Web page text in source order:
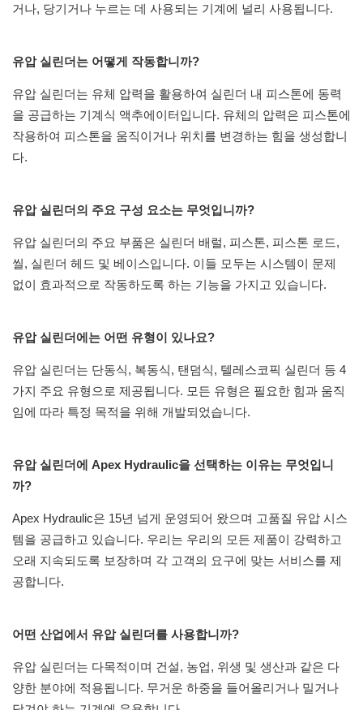
거나, 당기거나 누르는 데 사용되는 기계에 널리 사용됩니다.
유압 실린더는 어떻게 작동합니까?
유압 실린더는 유체 압력을 활용하여 실린더 내 피스톤에 동력
을 공급하는 기계식 액추에이터입니다. 유체의 압력은 피스톤에
작용하여 피스톤을 움직이거나 위치를 변경하는 힘을 생성합니
다.
유압 실린더의 주요 구성 요소는 무엇입니까?
유압 실린더의 주요 부품은 실린더 배럴, 피스톤, 피스톤 로드,
씰, 실린더 헤드 및 베이스입니다. 이들 모두는 시스템이 문제
없이 효과적으로 작동하도록 하는 기능을 가지고 있습니다.
유압 실린더에는 어떤 유형이 있나요?
유압 실린더는 단동식, 복동식, 탠덤식, 텔레스코픽 실린더 등 4
가지 주요 유형으로 제공됩니다. 모든 유형은 필요한 힘과 움직
임에 따라 특정 목적을 위해 개발되었습니다.
유압 실린더에 Apex Hydraulic을 선택하는 이유는 무엇입니
까?
Apex Hydraulic은 15년 넘게 운영되어 왔으며 고품질 유압 시스
템을 공급하고 있습니다. 우리는 우리의 모든 제품이 강력하고
오래 지속되도록 보장하며 각 고객의 요구에 맞는 서비스를 제
공합니다.
어떤 산업에서 유압 실린더를 사용합니까?
유압 실린더는 다목적이며 건설, 농업, 위생 및 생산과 같은 다
양한 분야에 적용됩니다. 무거운 하중을 들어올리거나 밀거나